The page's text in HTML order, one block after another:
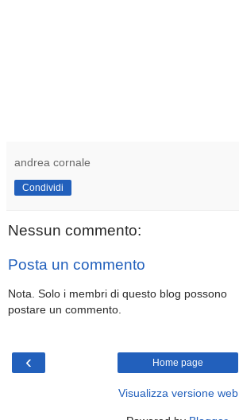
andrea cornale
Condividi
Nessun commento:
Posta un commento
Nota. Solo i membri di questo blog possono
postare un commento.
‹ Home page
Visualizza versione web